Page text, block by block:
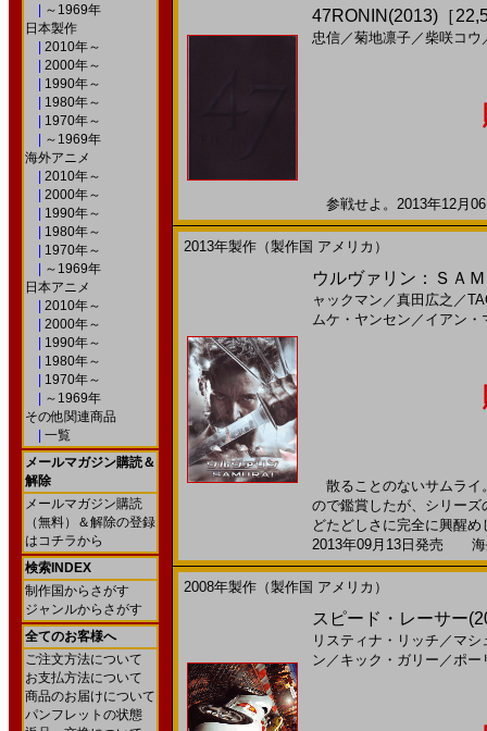
～1969年
日本製作
2010年～
2000年～
1990年～
1980年～
1970年～
～1969年
海外アニメ
2010年～
2000年～
1990年～
1980年～
1970年～
～1969年
日本アニメ
2010年～
2000年～
1990年～
1980年～
1970年～
～1969年
その他関連商品
一覧
メールマガジン購読＆
解除
メールマガジン購読
（無料）＆解除の登録
はコチラから
検索INDEX
制作国からさがす
ジャンルからさがす
全てのお客様へ
ご注文方法について
お支払方法について
商品のお届けについて
パンフレットの状態
47RONIN(2013)［
忠信／菊地凛子／柴咲コウ
参戦せよ。2013年12月
2013年製作（製作国 アメリカ）
ウルヴァリン：ＳＡ
ャックマン ／真田広之 ／
ムケ・ヤンセン ／ イアン・
散ることのないサムライ
ので鑑賞したが、シリー
どたどしさに完全に興醒
2013年09月13日発売 海
2008年製作（製作国 アメリカ）
スピード・レーサー
リスティナ・リッチ ／ マシ
ン ／ キック・ガリー ／ポー